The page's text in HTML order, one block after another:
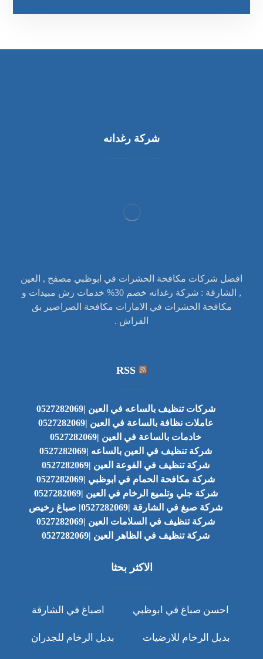
شركة رغدانه
افضل شركات مكافحة الحشرات في ابوظبي مصفح , العين
, الشارقة : شركة رغدانه خصم 30% خدمات رش مبيدات و
مكافحة الحشرات في الامارات مكافحة الصراصير بق
الفراش .
RSS
شركات تنظيف بالساعه في العين |0527282069
عاملات نظافة بالساعة في العين |0527282069
خادمات بالساعة في العين |0527282069
شركة تنظيف في العين بالساعه |0527282069
شركة تنظيف في الفوعة العين |0527282069
شركة مكافحة الحمام في ابوظبي |0527282069
شركة جلي وتلميع الرخام في العين |0527282069
شركة صبغ في الشارقة |0527282069| صباغ رخيص
شركة تنظيف في السلامات العين |0527282069
شركة تنظيف في الظاهر العين |0527282069
الاكثر بحثا
احسن صباغ في ابوظبي اصباغ في الشارقة
بديل الرخام للارضيات بديل الرخام للجدران